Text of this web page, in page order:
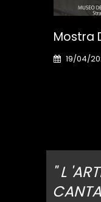
Mostra
19/04/
" L